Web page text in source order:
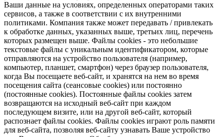
Ваши данные на условиях, определенных операторами таких
сервисов, а также в соответствии с их внутренними
политиками. Компания также может передавать / привлекать
к обработке данных, указанных выше, третьих лиц, перечень
которых размещен выше. Файлы cookies - это небольшие
текстовые файлы с уникальным идентификатором, которые
отправляются на устройство пользователя (например,
компьютер, планшет, смартфон) через браузер пользователя,
когда Вы посещаете веб-сайт, и хранятся на нем во время
посещения сайта (сеансовые cookies) или постоянно
(постоянные cookies). Постоянные файлы cookies затем
возвращаются на исходный веб-сайт при каждом
последующем визите, или на другой веб-сайт, который
распознает файлы cookies. Файлы cookies играют роль памяти
для веб-сайта, позволяя веб-сайту узнавать Ваше устройство